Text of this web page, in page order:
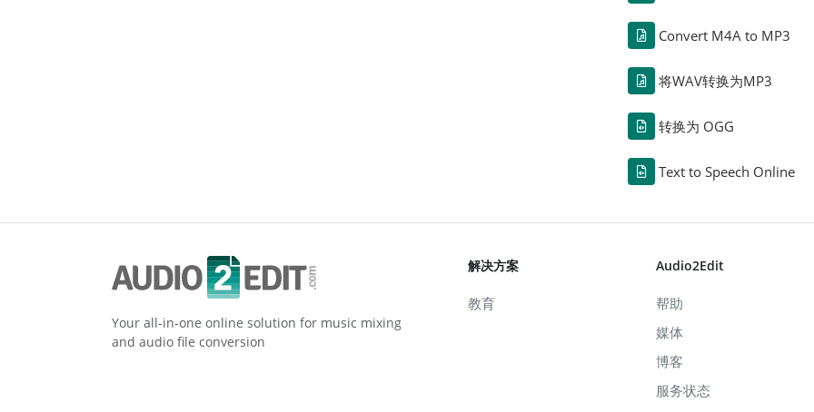
Convert M4A to MP3
将WAV转换为MP3
转换为 OGG
Text to Speech Online
Your all-in-one online solution for music mixing
and audio file conversion
解决方案
教育
Audio2Edit
帮助
媒体
博客
服务状态